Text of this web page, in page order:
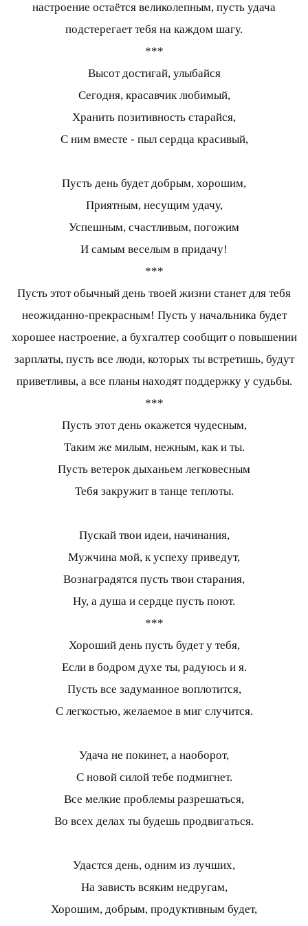
настроение остаётся великолепным, пусть удача
подстерегает тебя на каждом шагу.
***
Высот достигай, улыбайся
Сегодня, красавчик любимый,
Хранить позитивность старайся,
С ним вместе - пыл сердца красивый,
Пусть день будет добрым, хорошим,
Приятным, несущим удачу,
Успешным, счастливым, погожим
И самым веселым в придачу!
***
Пусть этот обычный день твоей жизни станет для тебя
неожиданно-прекрасным! Пусть у начальника будет
хорошее настроение, а бухгалтер сообщит о повышении
зарплаты, пусть все люди, которых ты встретишь, будут
приветливы, а все планы находят поддержку у судьбы.
***
Пусть этот день окажется чудесным,
Таким же милым, нежным, как и ты.
Пусть ветерок дыханьем легковесным
Тебя закружит в танце теплоты.
Пускай твои идеи, начинания,
Мужчина мой, к успеху приведут,
Вознаградятся пусть твои старания,
Ну, а душа и сердце пусть поют.
***
Хороший день пусть будет у тебя,
Если в бодром духе ты, радуюсь и я.
Пусть все задуманное воплотится,
С легкостью, желаемое в миг случится.
Удача не покинет, а наоборот,
С новой силой тебе подмигнет.
Все мелкие проблемы разрешаться,
Во всех делах ты будешь продвигаться.
Удастся день, одним из лучших,
На зависть всяким недругам,
Хорошим, добрым, продуктивным будет,